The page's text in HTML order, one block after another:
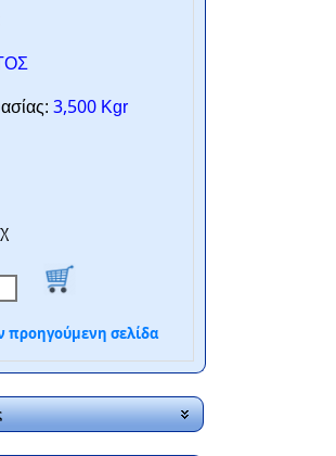
3,500 Kgr
προηγούμενη σελίδα